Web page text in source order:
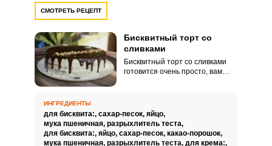
СМОТРЕТЬ РЕЦЕПТ
Бисквитный торт со
сливками
Бисквитный торт со сливками
готовится очень просто, вам
фрукты, мармелад или
шоколадная крошка.
ИНГРЕДИЕНТЫ
для бисквита:, сахар-песок, яйцо,
мука пшеничная, разрыхлитель теста,
для бисквита:, яйцо, сахар-песок, какао-порошок,
мука пшеничная, разрыхлитель теста, для крема:,